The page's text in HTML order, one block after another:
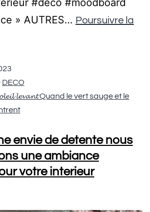
#deco #moodboard
» AUTRES… Poursuivre la
DECO
𝓵𝓮𝓿𝓪𝓷𝓽 Quand le vert sauge et le
envie de detente nous
une ambiance
votre interieur